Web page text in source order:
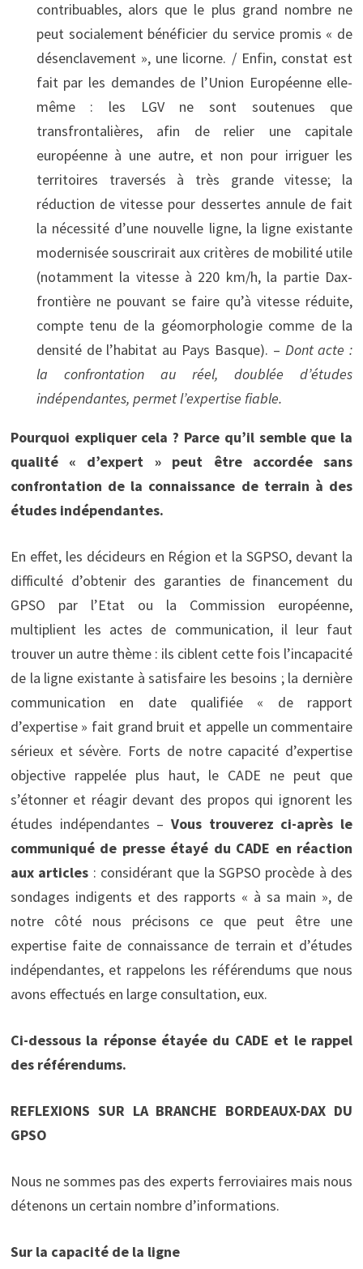
contribuables, alors que le plus grand nombre ne
peut socialement bénéficier du service promis « de
désenclavement », une licorne. / Enfin, constat est
fait par les demandes de l’Union Européenne elle-
même : les LGV ne sont soutenues que
transfrontalières, afin de relier une capitale
européenne à une autre, et non pour irriguer les
territoires traversés à très grande vitesse; la
réduction de vitesse pour dessertes annule de fait
la nécessité d’une nouvelle ligne, la ligne existante
modernisée souscrirait aux critères de mobilité utile
(notamment la vitesse à 220 km/h, la partie Dax-
frontière ne pouvant se faire qu’à vitesse réduite,
compte tenu de la géomorphologie comme de la
densité de l’habitat au Pays Basque). – Dont acte :
la confrontation au réel, doublée d’études
indépendantes, permet l’expertise fiable.
Pourquoi expliquer cela ? Parce qu’il semble que la
qualité « d’expert » peut être accordée sans
confrontation de la connaissance de terrain à des
études indépendantes.
En effet, les décideurs en Région et la SGPSO, devant la
difficulté d’obtenir des garanties de financement du
GPSO par l’Etat ou la Commission européenne,
multiplient les actes de communication, il leur faut
trouver un autre thème : ils ciblent cette fois l’incapacité
de la ligne existante à satisfaire les besoins ; la dernière
communication en date qualifiée « de rapport
d’expertise » fait grand bruit et appelle un commentaire
sérieux et sévère. Forts de notre capacité d’expertise
objective rappelée plus haut, le CADE ne peut que
s’étonner et réagir devant des propos qui ignorent les
études indépendantes – Vous trouverez ci-après le
communiqué de presse étayé du CADE en réaction
aux articles : considérant que la SGPSO procède à des
sondages indigents et des rapports « à sa main », de
notre côté nous précisons ce que peut être une
expertise faite de connaissance de terrain et d’études
indépendantes, et rappelons les référendums que nous
avons effectués en large consultation, eux.
Ci-dessous la réponse étayée du CADE et le rappel
des référendums.
REFLEXIONS SUR LA BRANCHE BORDEAUX-DAX DU
GPSO
Nous ne sommes pas des experts ferroviaires mais nous
détenons un certain nombre d’informations.
Sur la capacité de la ligne